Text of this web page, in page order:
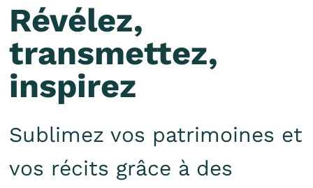
Révélez,
transmettez,
inspirez
Sublimez vos patrimoines et
vos récits grâce à des